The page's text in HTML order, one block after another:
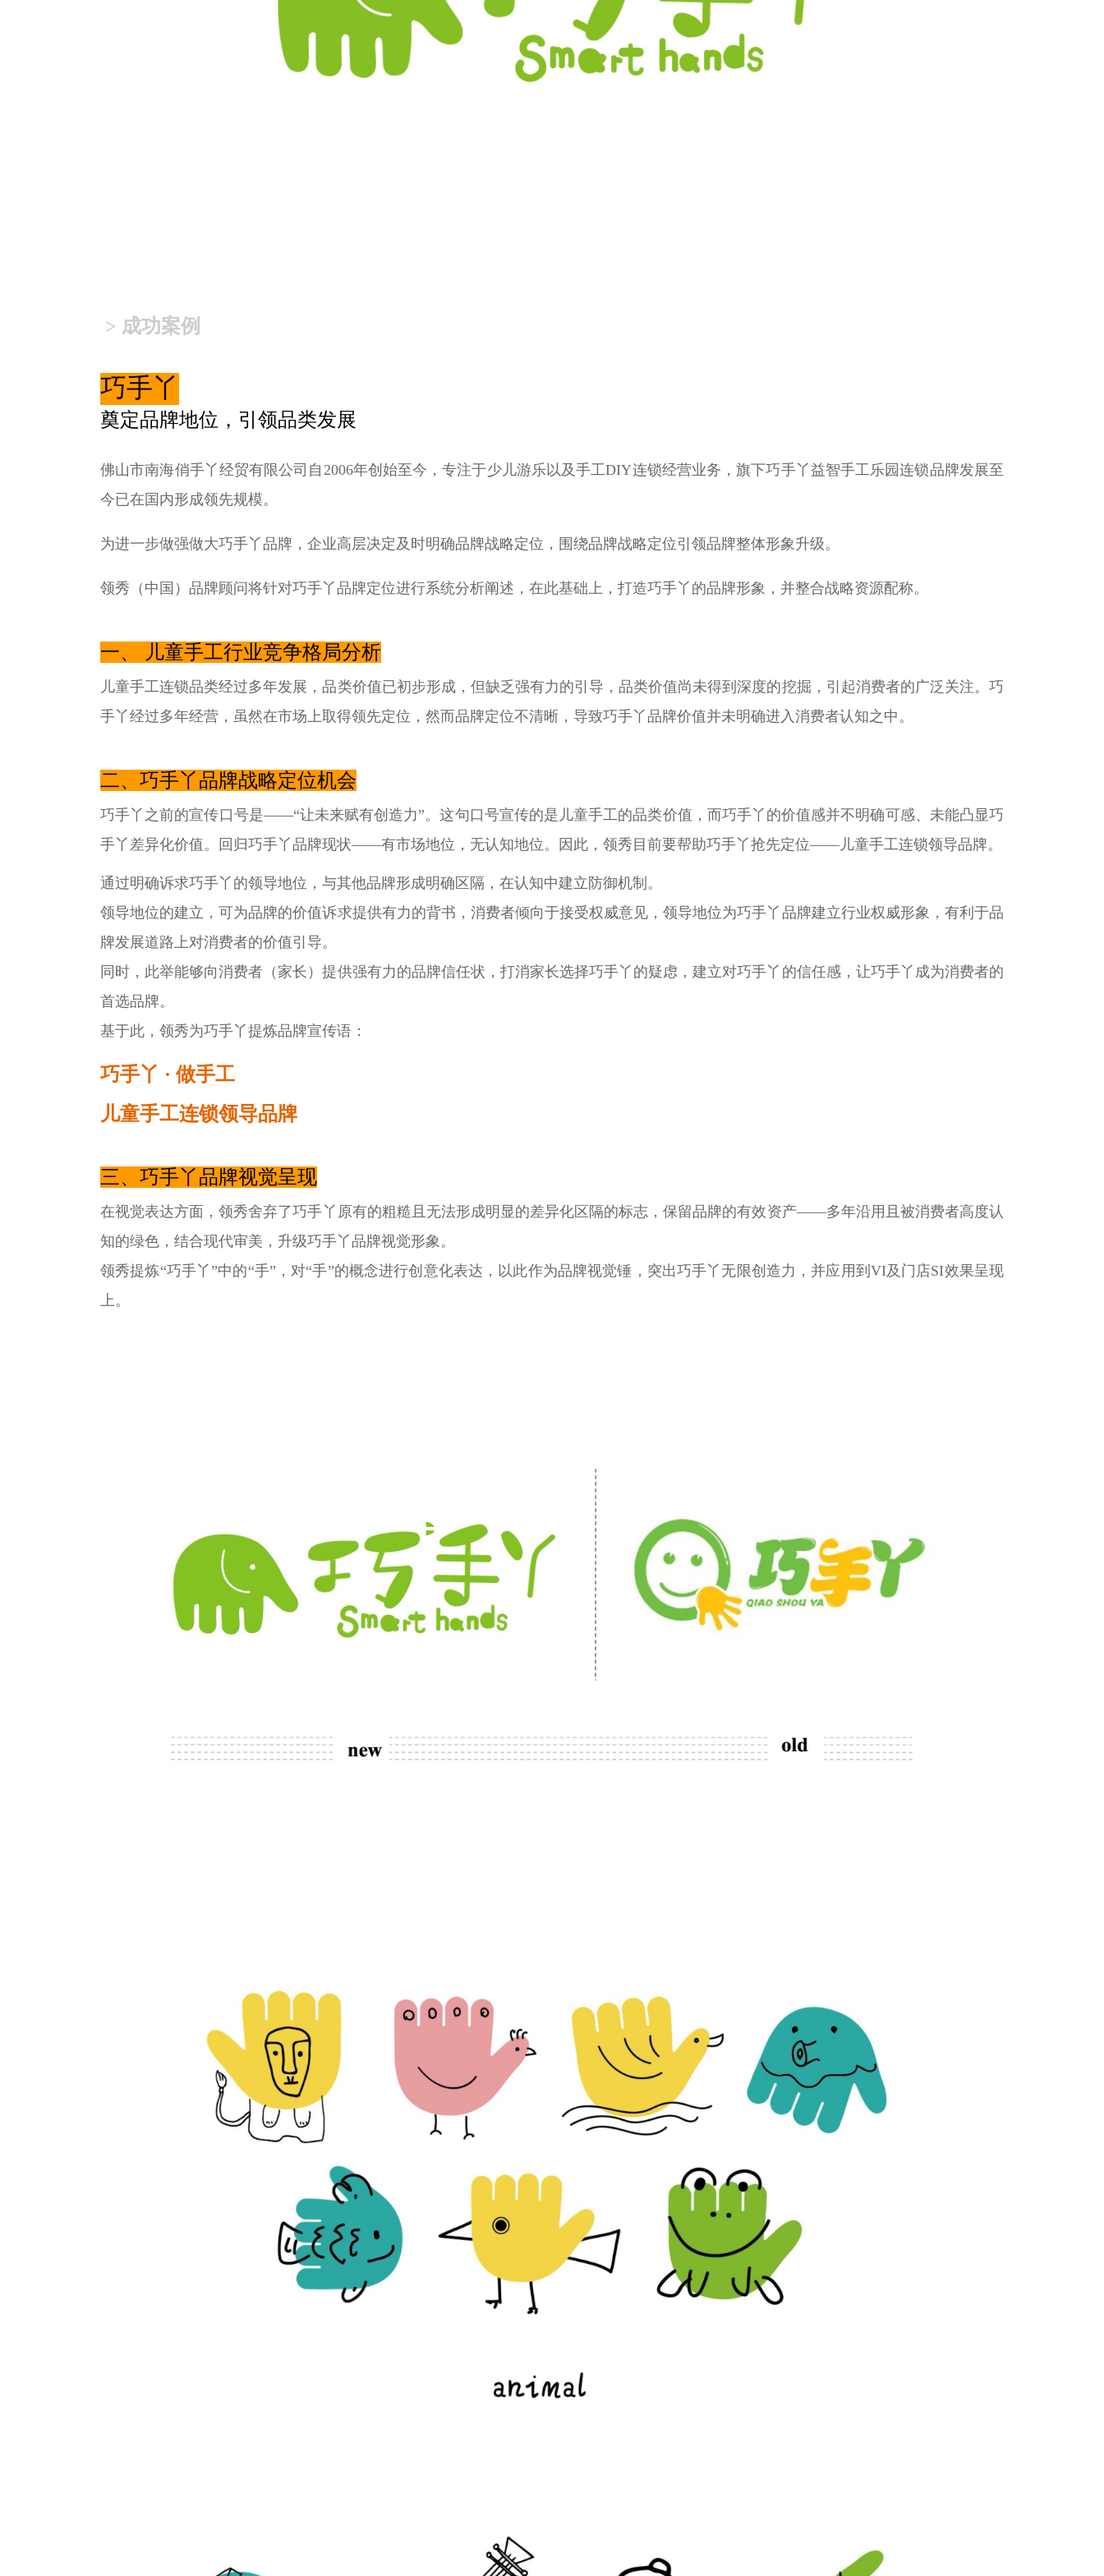
> 成功案例
巧手丫
奠定品牌地位 ， 引领品类发展
佛山市南海俏手丫经贸有限公司自2006年创始至今，专注于少儿游乐以及手工DIY连锁经营业务，旗下巧手丫益智手工乐园连锁品牌发展至
今已在国内形成领先规模。
为进一步做强做大巧手丫品牌，企业高层决定及时明确品牌战略定位，围绕品牌战略定位引领品牌整体形象升级。
领秀（中国）品牌顾问将针对巧手丫品牌定位进行系统分析阐述，在此基础上，打造巧手丫的品牌形象，并整合战略资源配称。
一、 儿童手工行业竞争格局分析
儿童手工连锁品类经过多年发展，品类价值已初步形成，但缺乏强有力的引导，品类价值尚未得到深度的挖掘，引起消费者的广泛关注。巧
手丫经过多年经营，虽然在市场上取得领先定位，然而品牌定位不清晰，导致巧手丫品牌价值并未明确进入消费者认知之中。
二、巧手丫品牌战略定位机会
巧手丫之前的宣传口号是——“让未来赋有创造力”。这句口号宣传的是儿童手工的品类价值，而巧手丫的价值感并不明确可感、未能凸显巧
手丫差异化价值。回归巧手丫品牌现状——有市场地位，无认知地位。因此，领秀目前要帮助巧手丫抢先定位——儿童手工连锁领导品牌。
通过明确诉求巧手丫的领导地位，与其他品牌形成明确区隔，在认知中建立防御机制。
领导地位的建立，可为品牌的价值诉求提供有力的背书，消费者倾向于接受权威意见，领导地位为巧手丫品牌建立行业权威形象，有利于品
牌发展道路上对消费者的价值引导。
同时，此举能够向消费者（家长）提供强有力的品牌信任状，打消家长选择巧手丫的疑虑，建立对巧手丫的信任感，让巧手丫成为消费者的
首选品牌。
基于此，领秀为巧手丫提炼品牌宣传语：
巧手丫 · 做手工
儿童手工连锁领导品牌
三、巧手丫品牌视觉呈现
在视觉表达方面，领秀舍弃了巧手丫原有的粗糙且无法形成明显的差异化区隔的标志，保留品牌的有效资产——多年沿用且被消费者高度认
知的绿色，结合现代审美，升级巧手丫品牌视觉形象。
领秀提炼“巧手丫”中的“手”，对“手”的概念进行创意化表达，以此作为品牌视觉锤，突出巧手丫无限创造力，并应用到VI及门店SI效果呈现
上。